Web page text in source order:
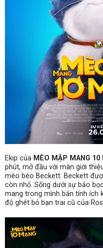
Ekip của MÈO MẬP MANG 10
phút, mở đầu với màn giới
mèo béo Beckett. Beckett
còn nhỏ. Sống dưới sự bảo
mang trong mình bản tính ích
độ ghét bỏ bạn trai cũ của